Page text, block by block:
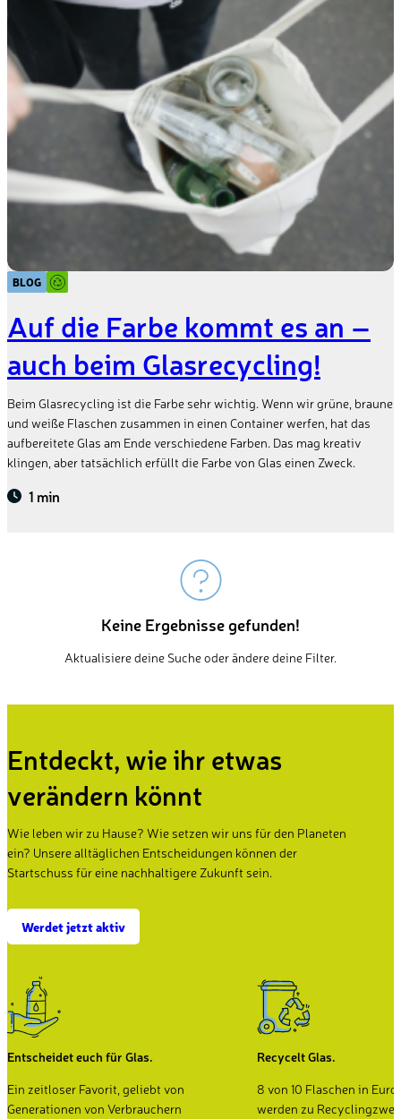
BLOG
Auf die Farbe kommt es an –
auch beim Glasrecycling!
Beim Glasrecycling ist die Farbe sehr wichtig. Wenn wir grüne, braune
und weiße Flaschen zusammen in einen Container werfen, hat das
aufbereitete Glas am Ende verschiedene Farben. Das mag kreativ
klingen, aber tatsächlich erfüllt die Farbe von Glas einen Zweck.
1 min
Keine Ergebnisse gefunden!
Aktualisiere deine Suche oder ändere deine Filter.
Entdeckt, wie ihr etwas
verändern könnt
Wie leben wir zu Hause? Wie setzen wir uns für den Planeten
ein? Unsere alltäglichen Entscheidungen können der
Startschuss für eine nachhaltigere Zukunft sein.
Werdet jetzt aktiv
Entscheidet euch für Glas.
Ein zeitloser Favorit, geliebt von
Generationen von Verbrauchern
Recycelt Glas.
8 von 10 Flaschen in
werden zu